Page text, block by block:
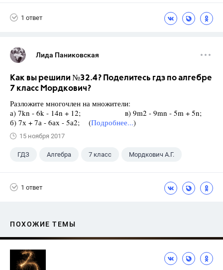
1 ответ
Лида Паниковская
Как вы решили №32.4? Поделитесь гдз по алгебре
7 класс Мордкович?
Разложите многочлен на множители:
а) 7kn - 6k - 14n + 12; в) 9m2 - 9mn - 5m + 5n;
б) 7х + 7а - 6ах - 5а2; (Подробнее...)
15 ноября 2017
ГДЗ Алгебра 7 класс Мордкович А.Г.
1 ответ
ПОХОЖИЕ ТЕМЫ